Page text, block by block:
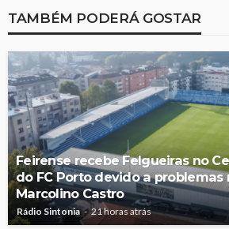
TAMBÉM PODERÁ GOSTAR
Feirense recebe Felgueiras no
do FC Porto devido a problemas
Marcolino Castro
Rádio Sintonia 21 horas atrás